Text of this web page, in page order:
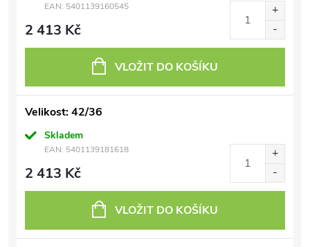
EAN: 5401139160545
2 413 Kč
VLOŽIT DO KOŠÍKU
Velikost: 42/36
Skladem
EAN: 5401139181618
2 413 Kč
VLOŽIT DO KOŠÍKU